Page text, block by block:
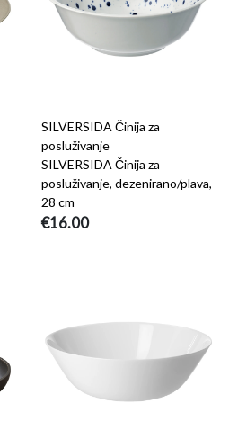
SILVERSIDA Činija za
posluživanje
SILVERSIDA Činija za
posluživanje, dezenirano/plava,
28 cm
€16.00